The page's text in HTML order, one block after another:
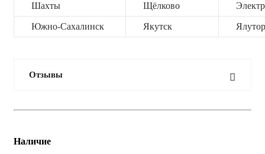
Шахты Щёлково
Южно-Сахалинск Якутск
Отзывы
Наличие